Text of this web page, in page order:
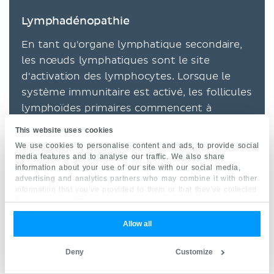
This website uses cookies
We use cookies to personalise content and ads, to provide social
media features and to analyse our traffic. We also share
information about your use of our site with our social media,
advertising and analytics partners who may combine it with other
information that you’ve provided to them or that they’ve collected
from your use of their services.
Allow all
Customize
Deny
Lymphadénopathie
En tant qu'organe lymphatique secondaire,
les nœuds lymphatiques sont le site
d'activation des lymphocytes. Lorsque le
système immunitaire est activé, les follicules
lymphoïdes primaires commencent à
proliférer activement et à développer des
centres germinatifs. En conséquence, les
nœuds lymphatiques hypertrophiés palpés
lors de l'examen clinique donnent une
indication de la source de l' inflammationen
fonction des régions drainées par les
Une prolifération excessive peut entraîner